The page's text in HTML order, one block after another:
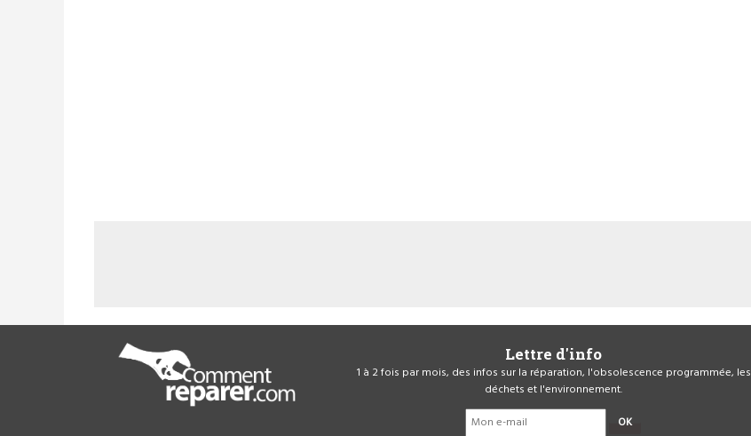
Lettre d'info
1 à 2 fois par mois, des infos sur la réparation, l'obsolescence programmée, les
déchets et l'environnement.
OK